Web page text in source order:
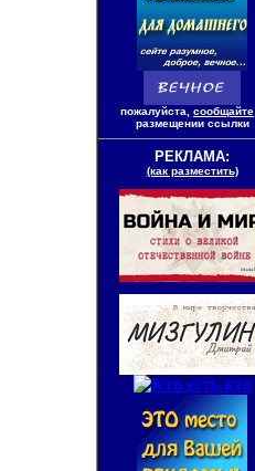
пожалуйста, сообщайте
размещении ссылки
РЕКЛАМА:
(как разместить)